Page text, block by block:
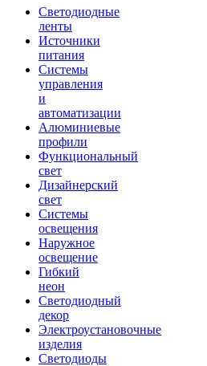
Светодиодные
ленты
Источники
питания
Системы
управления
и
автоматизации
Алюминиевые
профили
Функциональный
свет
Дизайнерский
свет
Системы
освещения
Наружное
освещение
Гибкий
неон
Светодиодный
декор
Электроустановочные
изделия
Светодиоды